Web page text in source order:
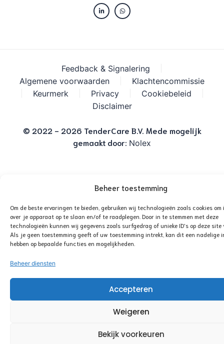
Beheer toestemming
Om de beste ervaringen te bieden, gebruiken wij technologieën zoals cookies
over je apparaat op te slaan en/of te raadplegen. Door in te stemmen met deze
technologieën kunnen wij gegevens zoals surfgedrag of unieke ID's op deze site
Als je geen toestemming geeft of uw toestemming intrekt, kan dit een nadelige
hebben op bepaalde functies en mogelijkheden.
Beheer diensten
Accepteren
Weigeren
Bekijk voorkeuren
© 2022 - 2026 TenderCare B.V. Mede mogelijk
gemaakt door: Nolex
Feedback & Signalering
Algemene voorwaarden Klachtencommissie
Keurmerk Privacy Cookiebeleid
Disclaimer